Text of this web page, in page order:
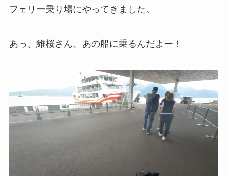
フェリー乗り場にやってきました。
あっ、維桜さん、あの船に乗るんだよー！